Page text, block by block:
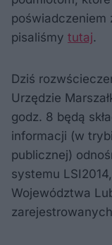
poświadczeniem
pisaliśmy tutaj.
Dziś
Urzędzie
godz. 8 będą
informacji (w
publicznej)
systemu
Województwa